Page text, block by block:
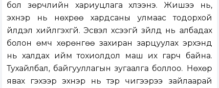
бол зөрчлийн хариуцлага хүлээнэ. Жишээ нь,
эхнэр нь нөхрөө хардсаны улмаас тодорхой
үйлдэл хийлгэхгүй. Эсвэл хүсээгүй зүйлд нь албадах
болон өмч хөрөнгөө захиран зарцуулах эрхэнд
нь халдах ийм тохиолдол маш их гарч байна.
Тухайлбал, байгууллагын зугаалга боллоо. Нөхөр
явах гэхээр эхнэр нь тэр чигээрээ зайлаарай